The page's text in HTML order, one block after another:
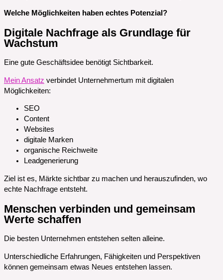
Welche Möglichkeiten haben echtes Potenzial?
Digitale Nachfrage als Grundlage für
Wachstum
Eine gute Geschäftsidee benötigt Sichtbarkeit.
Mein Ansatz verbindet Unternehmertum mit digitalen
Möglichkeiten:
SEO
Content
Websites
digitale Marken
organische Reichweite
Leadgenerierung
Ziel ist es, Märkte sichtbar zu machen und herauszufinden, wo
echte Nachfrage entsteht.
Menschen verbinden und gemeinsam
Werte schaffen
Die besten Unternehmen entstehen selten alleine.
Unterschiedliche Erfahrungen, Fähigkeiten und Perspektiven
können gemeinsam etwas Neues entstehen lassen.